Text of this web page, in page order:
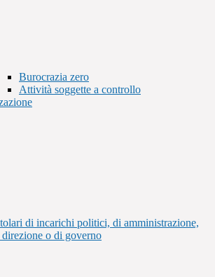
Burocrazia zero
Attività soggette a controllo
di incarichi politici, di amministrazione,
o di governo